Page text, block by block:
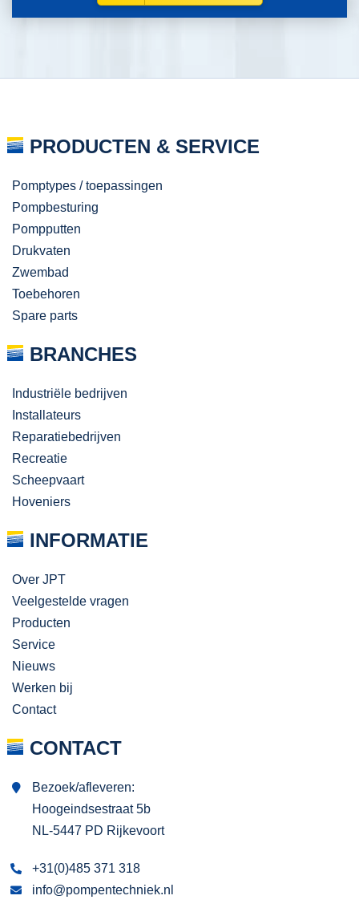
PRODUCTEN & SERVICE
Pomptypes / toepassingen
Pompbesturing
Pompputten
Drukvaten
Zwembad
Toebehoren
Spare parts
BRANCHES
Industriële bedrijven
Installateurs
Reparatiebedrijven
Recreatie
Scheepvaart
Hoveniers
INFORMATIE
Over JPT
Veelgestelde vragen
Producten
Service
Nieuws
Werken bij
Contact
CONTACT
Bezoek/afleveren:
Hoogeindsestraat 5b
NL-5447 PD Rijkevoort
+31(0)485 371 318
info@pompentechniek.nl